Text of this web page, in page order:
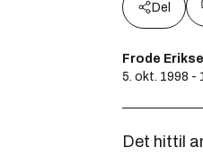
Del
Frode
5. okt. 1998 -
Det hittil